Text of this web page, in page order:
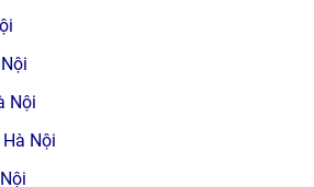
Nội
Nội